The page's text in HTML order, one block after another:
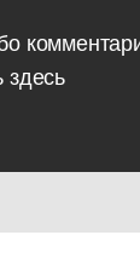
здесь